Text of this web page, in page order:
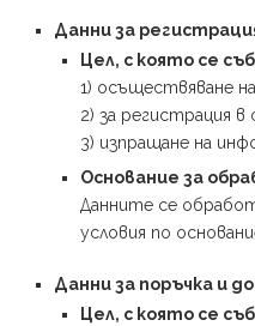
Данни за
Цел, с която се
1) осъществяване
2) за регистрация в
3) изпращане на
Основание за
Данните се
условия по
Данни за поръчка и
Цел, с която се